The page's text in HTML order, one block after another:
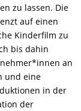
zu lassen. Die
auf einen
Kinderfilm zu
bis dahin
an
und eine
in der
der